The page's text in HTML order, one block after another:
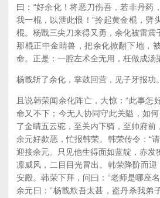
曰：“好余化！将恶刀伤吾，若非丹药
我一棍，以泄此恨！”拎起黄金棍，劈
棍。杨戬三尖刀来得又勇，余化被雷震
那棍正中金睛兽，把余化掀翻下地，
命。正是：一腔左术全无用，枉做成汤
杨戬斩了余化，掌鼓回营，见子牙报功
且说韩荣闻余化阵亡，大惊：“此事怎
命又不下；今无人协同守此关隘，如
了金睛五云驼，至关内下骑，至帅府前
余元好歔恶，忙报韩荣。韩荣传令：“
迎接余元。只见他生得面如蓝靛，赤发
凛威风，二目目光冒出。韩荣降阶而迎
安殿。韩荣下拜，问曰：“老师是哪座
余元曰：“杨戬欺吾太甚，盗丹杀我弟